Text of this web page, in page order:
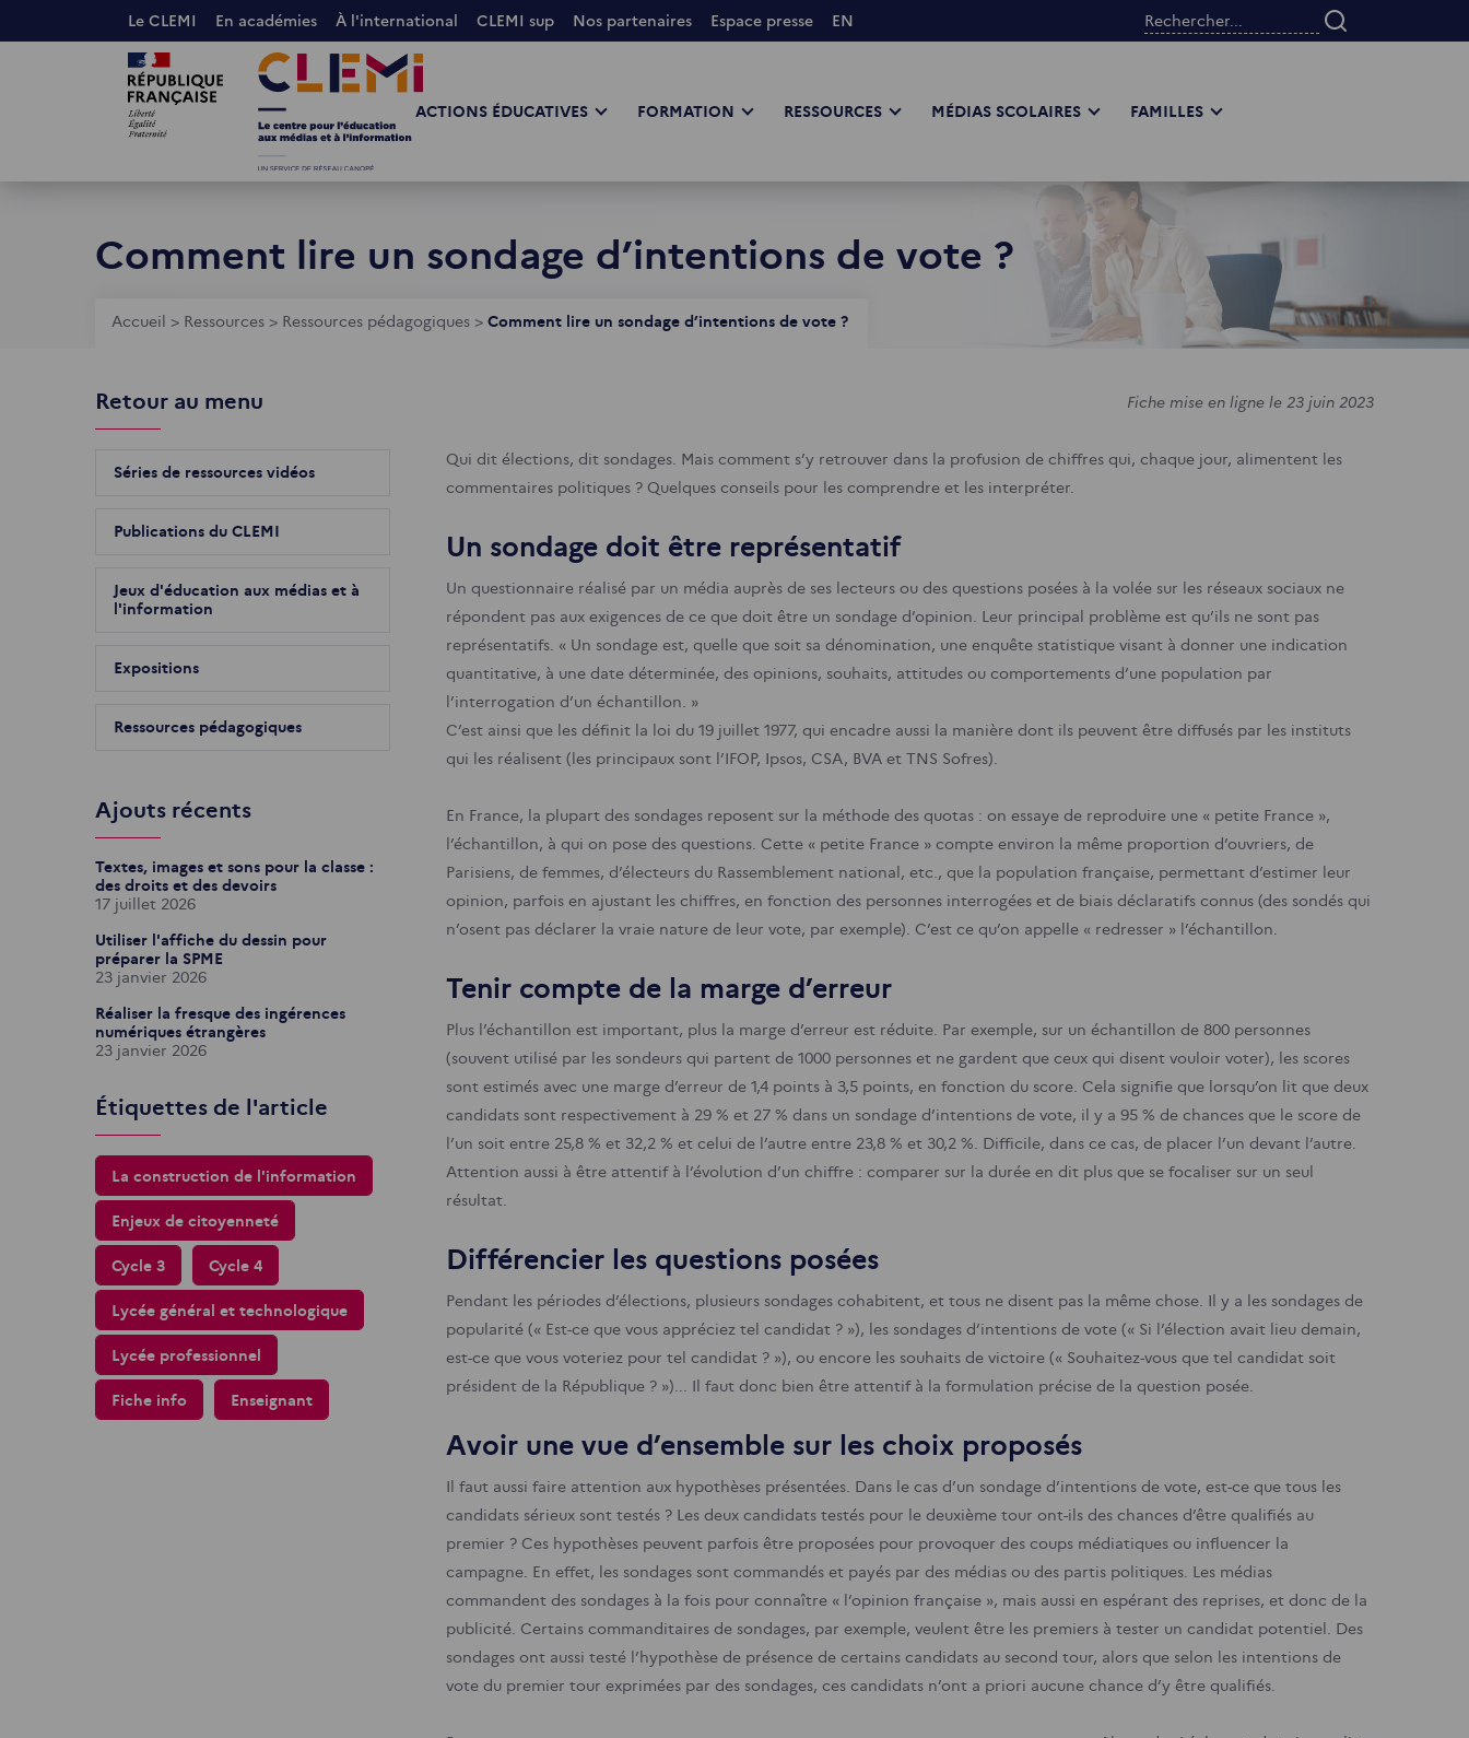
au
Le CLEMI En académies À l'international CLEMI sup Nos partenaires Espace presse EN Rechercher...
Images Images
ACTIONS ÉDUCATIVES FORMATION RESSOURCES MÉDIAS SCOLAIRES FAMILLES
Comment lire un sondage d’intentions de vote ?
Fil
Accueil > Ressources > Ressources pédagogiques > Comment lire un sondage d’intentions de vote ?
Fiche mise en ligne le 23 juin 2023
Qui dit élections, dit sondages. Mais comment s’y retrouver dans la profusion de chiffres qui, chaque jour, alimentent les
commentaires politiques ? Quelques conseils pour les comprendre et les interpréter.
Un sondage doit être représentatif
Un questionnaire réalisé par un média auprès de ses lecteurs ou des questions posées à la volée sur les réseaux sociaux ne
répondent pas aux exigences de ce que doit être un sondage d’opinion. Leur principal problème est qu’ils ne sont pas
représentatifs. « Un sondage est, quelle que soit sa dénomination, une enquête statistique visant à donner une indication
quantitative, à une date déterminée, des opinions, souhaits, attitudes ou comportements d’une population par
l’interrogation d’un échantillon. »
C’est ainsi que les définit la loi du 19 juillet 1977, qui encadre aussi la manière dont ils peuvent être diffusés par les instituts
qui les réalisent (les principaux sont l’IFOP, Ipsos, CSA, BVA et TNS Sofres).
En France, la plupart des sondages reposent sur la méthode des quotas : on essaye de reproduire une « petite France »,
l’échantillon, à qui on pose des questions. Cette « petite France » compte environ la même proportion d’ouvriers, de
Parisiens, de femmes, d’électeurs du Rassemblement national, etc., que la population française, permettant d’estimer leur
opinion, parfois en ajustant les chiffres, en fonction des personnes interrogées et de biais déclaratifs connus (des sondés qui
n’osent pas déclarer la vraie nature de leur vote, par exemple). C’est ce qu’on appelle « redresser » l’échantillon.
Tenir compte de la marge d’erreur
Plus l’échantillon est important, plus la marge d’erreur est réduite. Par exemple, sur un échantillon de 800 personnes
(souvent utilisé par les sondeurs qui partent de 1000 personnes et ne gardent que ceux qui disent vouloir voter), les scores
sont estimés avec une marge d’erreur de 1,4 points à 3,5 points, en fonction du score. Cela signifie que lorsqu’on lit que deux
candidats sont respectivement à 29 % et 27 % dans un sondage d’intentions de vote, il y a 95 % de chances que le score de
l’un soit entre 25,8 % et 32,2 % et celui de l’autre entre 23,8 % et 30,2 %. Difficile, dans ce cas, de placer l’un devant l’autre.
Attention aussi à être attentif à l’évolution d’un chiffre : comparer sur la durée en dit plus que se focaliser sur un seul
résultat.
Différencier les questions posées
Pendant les périodes d’élections, plusieurs sondages cohabitent, et tous ne disent pas la même chose. Il y a les sondages de
popularité (« Est-ce que vous appréciez tel candidat ? »), les sondages d’intentions de vote (« Si l’élection avait lieu demain,
est-ce que vous voteriez pour tel candidat ? »), ou encore les souhaits de victoire (« Souhaitez-vous que tel candidat soit
président de la République ? »)... Il faut donc bien être attentif à la formulation précise de la question posée.
Avoir une vue d’ensemble sur les choix proposés
Il faut aussi faire attention aux hypothèses présentées. Dans le cas d’un sondage d’intentions de vote, est-ce que tous les
candidats sérieux sont testés ? Les deux candidats testés pour le deuxième tour ont-ils des chances d’être qualifiés au
premier ? Ces hypothèses peuvent parfois être proposées pour provoquer des coups médiatiques ou influencer la
campagne. En effet, les sondages sont commandés et payés par des médias ou des partis politiques. Les médias
commandent des sondages à la fois pour connaître « l’opinion française », mais aussi en espérant des reprises, et donc de la
publicité. Certains commanditaires de sondages, par exemple, veulent être les premiers à tester un candidat potentiel. Des
sondages ont aussi testé l’hypothèse de présence de certains candidats au second tour, alors que selon les intentions de
vote du premier tour exprimées par des sondages, ces candidats n’ont a priori aucune chance d’y être qualifiés.
Retour au menu
Séries de ressources vidéos
Publications du CLEMI
Jeux d'éducation aux médias et à
l'information
Expositions
Ressources pédagogiques
Ajouts récents
Textes, images et sons pour la classe :
des droits et des devoirs
17 juillet 2026
Utiliser l'affiche du dessin pour
préparer la SPME
23 janvier 2026
Réaliser la fresque des ingérences
numériques étrangères
23 janvier 2026
Étiquettes de l'article
La construction de l'information
Enjeux de citoyenneté
Cycle 3 Cycle 4
Lycée général et technologique
Lycée professionnel
Fiche info Enseignant